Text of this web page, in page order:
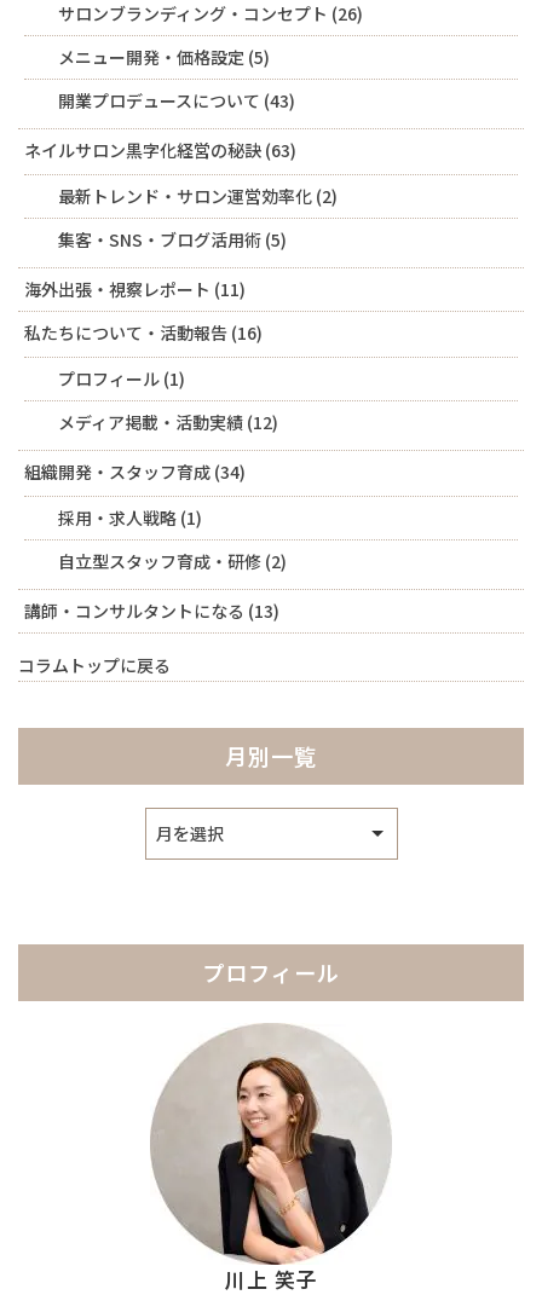
サロンブランディング・コンセプト (26)
メニュー開発・価格設定 (5)
開業プロデュースについて (43)
ネイルサロン黒字化経営の秘訣 (63)
最新トレンド・サロン運営効率化 (2)
集客・SNS・ブログ活用術 (5)
海外出張・視察レポート (11)
私たちについて・活動報告 (16)
プロフィール (1)
メディア掲載・活動実績 (12)
組織開発・スタッフ育成 (34)
採用・求人戦略 (1)
自立型スタッフ育成・研修 (2)
講師・コンサルタントになる (13)
コラムトップに戻る
月別一覧
ブ
プロフィール
川上 笑子